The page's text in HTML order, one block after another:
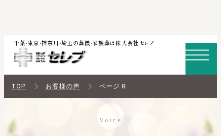
キ
プ
千葉・東京・神奈川・埼玉の葬儀・家族葬は株式会社セレブ
TOP お客様の声 ページ 8
Voice